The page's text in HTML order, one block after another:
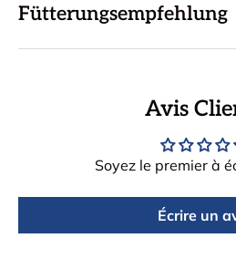
Fütterungsempfehlung
Avis
Soyez le premier à
Écrire un